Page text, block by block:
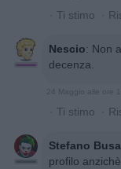
· Ti stimo ·
Nescio: Non
decenza.
24 Maggio alle ore
· Ti stimo ·
Stefano
profilo